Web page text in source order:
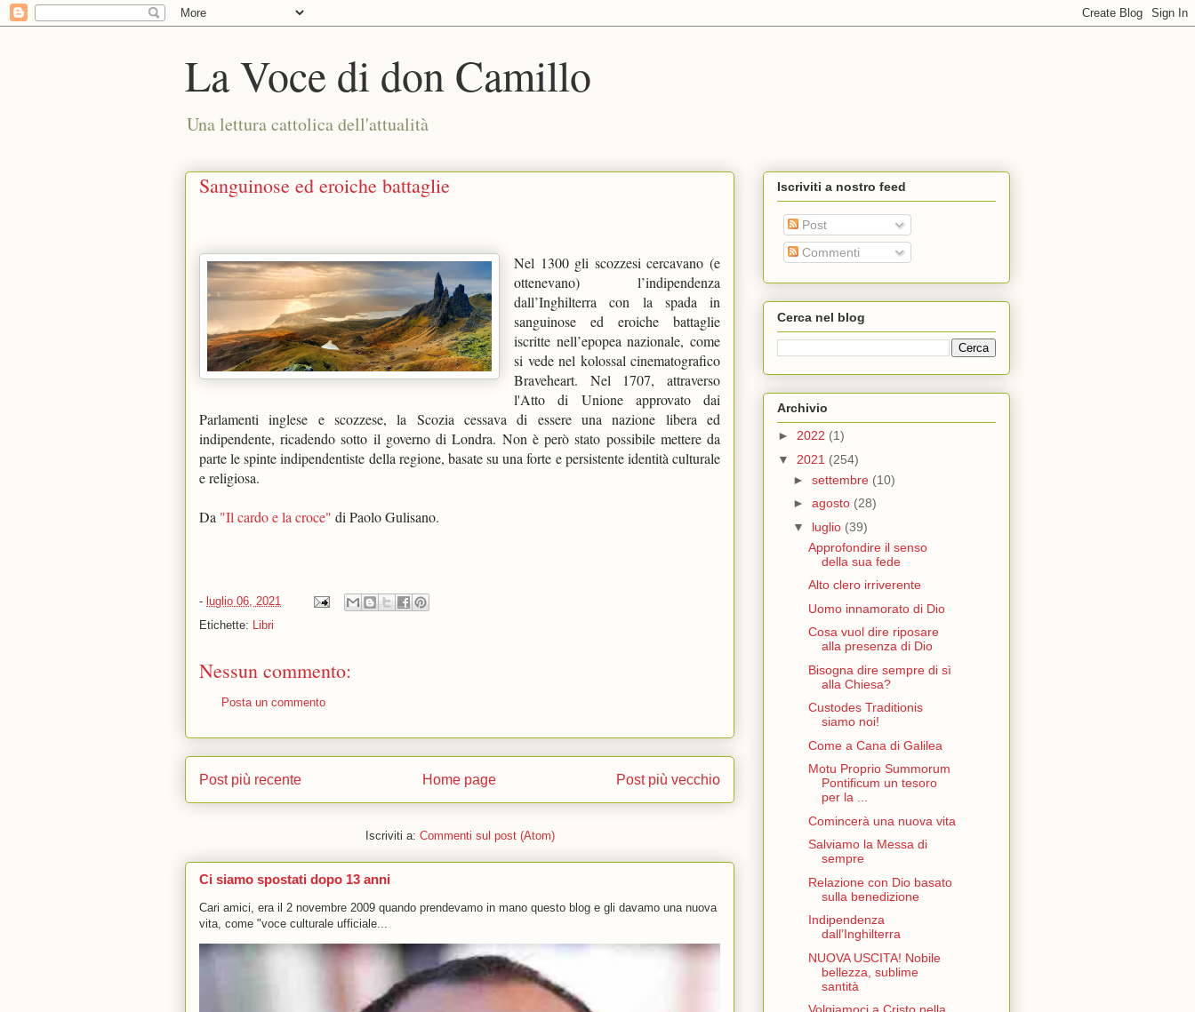
La Voce di don Camillo
Una lettura cattolica dell'attualità
Sanguinose ed eroiche battaglie
Nel 1300 gli scozzesi cercavano (e
ottenevano) l’indipendenza
dall’Inghilterra con la spada in
sanguinose ed eroiche battaglie
iscritte nell’epopea nazionale, come
si vede nel kolossal cinematografico
Braveheart. Nel 1707, attraverso
l'Atto di Unione approvato dai
Parlamenti inglese e scozzese, la Scozia cessava di essere una nazione libera ed
indipendente, ricadendo sotto il governo di Londra. Non è però stato possibile mettere da
parte le spinte indipendentiste della regione, basate su una forte e persistente identità culturale
e religiosa.
Da "Il cardo e la croce" di Paolo Gulisano.
- luglio 06, 2021
Etichette: Libri
Nessun commento:
Posta un commento
Post più recente Post più vecchio
Home page
Iscriviti a: Commenti sul post (Atom)
Ci siamo spostati dopo 13 anni
Cari amici, era il 2 novembre 2009 quando prendevamo in mano questo blog e gli davamo una nuova
vita, come "voce culturale ufficiale...
Iscriviti a nostro feed
Post
Commenti
Cerca nel blog
Archivio
► 2022 (1)
▼ 2021 (254)
► settembre (10)
► agosto (28)
▼ luglio (39)
Approfondire il senso
della sua fede
Alto clero irriverente
Uomo innamorato di Dio
Cosa vuol dire riposare
alla presenza di Dio
Bisogna dire sempre di sì
alla Chiesa?
Custodes Traditionis
siamo noi!
Come a Cana di Galilea
Motu Proprio Summorum
Pontificum un tesoro
per la ...
Comincerà una nuova vita
Salviamo la Messa di
sempre
Relazione con Dio basato
sulla benedizione
Indipendenza
dall’Inghilterra
NUOVA USCITA! Nobile
bellezza, sublime
santità